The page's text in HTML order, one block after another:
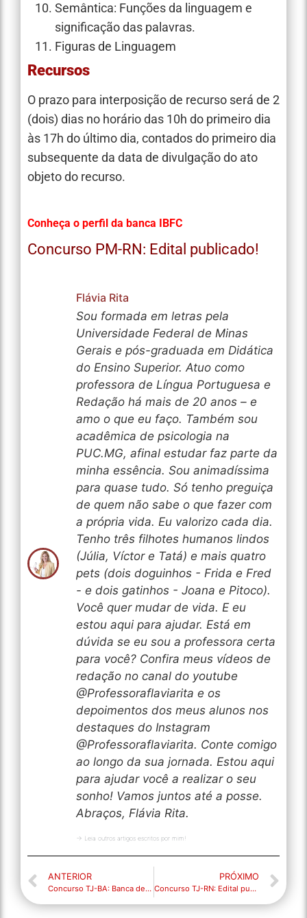
Semântica: Funções da linguagem e
significação das palavras.
Figuras de Linguagem
Recursos
O prazo para interposição de recurso será de 2
(dois) dias no horário das 10h do primeiro dia
às 17h do último dia, contados do primeiro dia
subsequente da data de divulgação do ato
objeto do recurso.
Conheça o perfil da banca IBFC
Concurso PM-RN: Edital publicado!
Flávia Rita
Sou formada em letras pela
Universidade Federal de Minas
Gerais e pós-graduada em Didática
do Ensino Superior. Atuo como
professora de Língua Portuguesa e
Redação há mais de 20 anos – e
amo o que eu faço. Também sou
acadêmica de psicologia na
PUC.MG, afinal estudar faz parte da
minha essência. Sou animadíssima
para quase tudo. Só tenho preguiça
de quem não sabe o que fazer com
a própria vida. Eu valorizo cada dia.
Tenho três filhotes humanos lindos
(Júlia, Víctor e Tatá) e mais quatro
pets (dois doguinhos - Frida e Fred
- e dois gatinhos - Joana e Pitoco).
Você quer mudar de vida. E eu
estou aqui para ajudar. Está em
dúvida se eu sou a professora certa
para você? Confira meus vídeos de
redação no canal do youtube
@Professoraflaviarita e os
depoimentos dos meus alunos nos
destaques do Instagram
@Professoraflaviarita. Conte comigo
ao longo da sua jornada. Estou aqui
para ajudar você a realizar o seu
sonho! Vamos juntos até a posse.
Abraços, Flávia Rita.
→ Leia outros artigos escritos por mim!
ANTERIOR
Concurso TJ-BA: Banca definida!
PRÓXIMO
Concurso TJ-RN: Edital publicado!